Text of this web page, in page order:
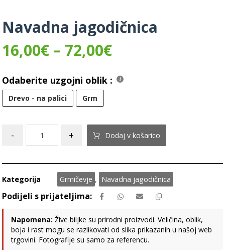
Navadna jagodičnica
16,00€ – 72,00€
Odaberite uzgojni oblik :
Drevo - na palici Grm
- + Dodaj v košarico
Kategorija Grmičevje , Navadna jagodičnica
Napomena: Žive biljke su prirodni proizvodi. Veličina, oblik,
boja i rast mogu se razlikovati od slika prikazanih u našoj web
trgovini. Fotografije su samo za referencu.